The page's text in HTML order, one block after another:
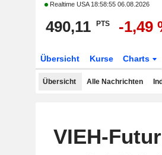
Realtime USA 18:58:55 06.08.2026
490,11 PTS -1,49
Übersicht Kurse Charts
Übersicht Alle Nachrichten
VIEH-